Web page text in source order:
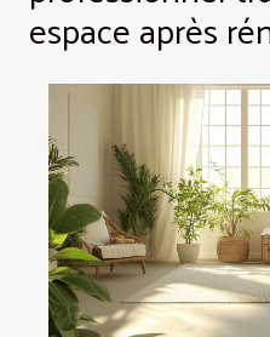
espace après